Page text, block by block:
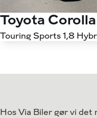
Toyota Corolla
Hos Via Biler gør vi